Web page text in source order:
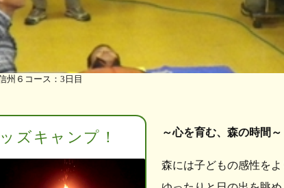
州６コース：3日目
ズキャンプ！ ～心を育む、森の時間
森には子どもの感性を